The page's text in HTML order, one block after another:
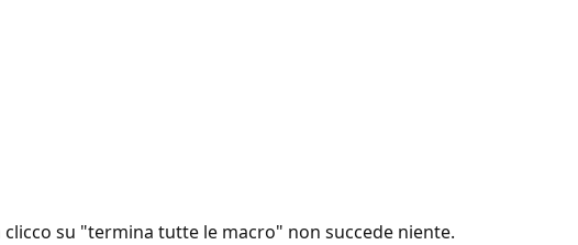
su "termina tutte le macro" non succede niente.